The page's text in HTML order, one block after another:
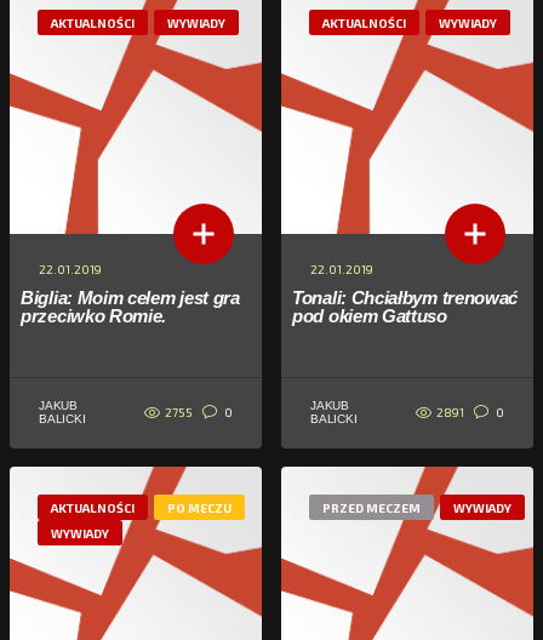
AKTUALNOŚCI WYWIADY
22.01.2019
Biglia: Moim celem jest gra
przeciwko Romie.
JAKUB
BALICKI
2755 0
AKTUALNOŚCI WYWIADY
22.01.2019
Tonali: Chciałbym trenować
pod okiem Gattuso
JAKUB
BALICKI
2891 0
AKTUALNOŚCI
PO MECZU
WYWIADY
PRZED MECZEM WYWIADY